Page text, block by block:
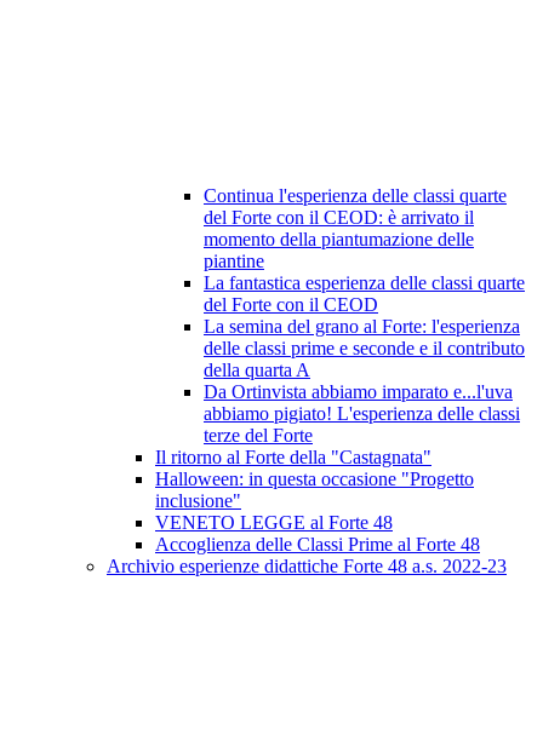
Continua l'esperienza delle classi quarte
del Forte con il CEOD: è arrivato il
momento della piantumazione delle
piantine
La fantastica esperienza delle classi quarte
del Forte con il CEOD
La semina del grano al Forte: l'esperienza
delle classi prime e seconde e il contributo
della quarta A
Da Ortinvista abbiamo imparato e...l'uva
abbiamo pigiato! L'esperienza delle classi
terze del Forte
Il ritorno al Forte della "Castagnata"
Halloween: in questa occasione "Progetto
inclusione"
VENETO LEGGE al Forte 48
Accoglienza delle Classi Prime al Forte 48
Archivio esperienze didattiche Forte 48 a.s. 2022-23